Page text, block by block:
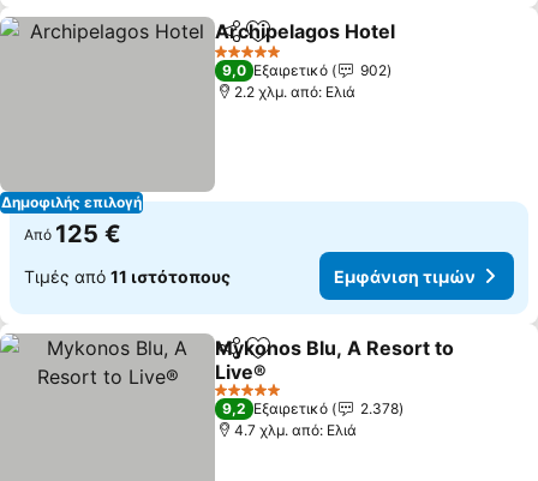
Δημοφιλής επιλογή
Κοινοποίηση
Προσθήκη στα αγαπημένα
Archipelagos Hotel
5 Αστέρια
9,0 Εξαιρετικό
902
2.2 χλμ. από: Ελιά
Από 125 €
Τιμές από 11 ιστότοπους Εμφάνιση τιμών
Κοινοποίηση
Προσθήκη στα αγαπημένα
Mykonos Blu, A Resort to
Live®
5 Αστέρια
9,2 Εξαιρετικό
2.378
4.7 χλμ. από: Ελιά